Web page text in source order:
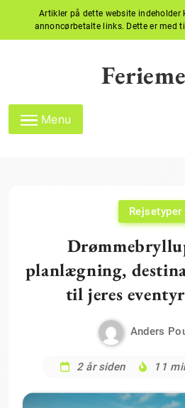
Artikler på dette website
annoncørbetalte links. Dette er med
Menu
Rejsetyper
planlægning,
til jeres
Anders
2 år siden 11